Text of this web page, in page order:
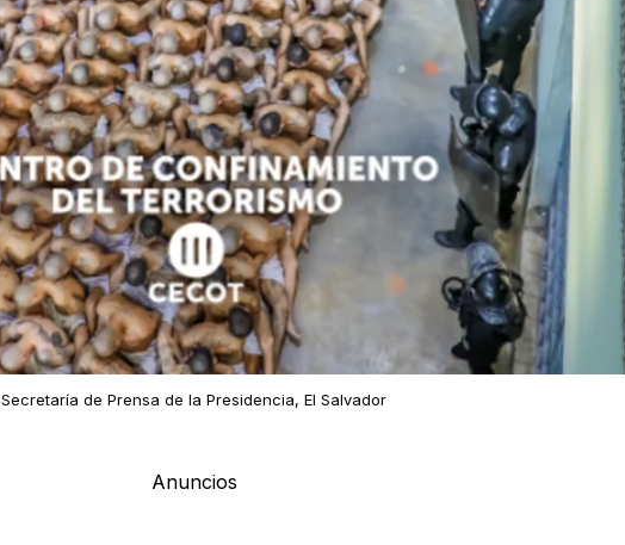
Secretaría de Prensa de la Presidencia, El Salvador
Anuncios